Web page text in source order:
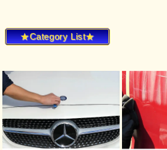
★Category List★